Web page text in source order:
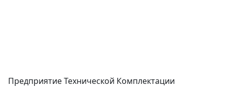
Предприятие Технической Комплектации